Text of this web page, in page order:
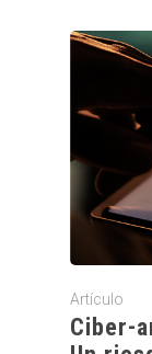
Artículo
Ciber-